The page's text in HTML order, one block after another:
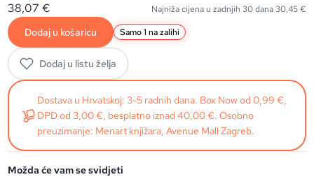
38,07€ Najniža cijena u zadnjih 30 dana30,45€
Dodaj u košaricu Samo 1 na zalihi
Dodaj u listu želja
Dostava u Hrvatskoj: 3-5 radnih dana. Box Now od 0,99 €,
DPD od 3,00 €, besplatno iznad 40,00 €. Osobno
preuzimanje: Menart knjižara, Avenue Mall Zagreb.
Možda će vam se svidjeti